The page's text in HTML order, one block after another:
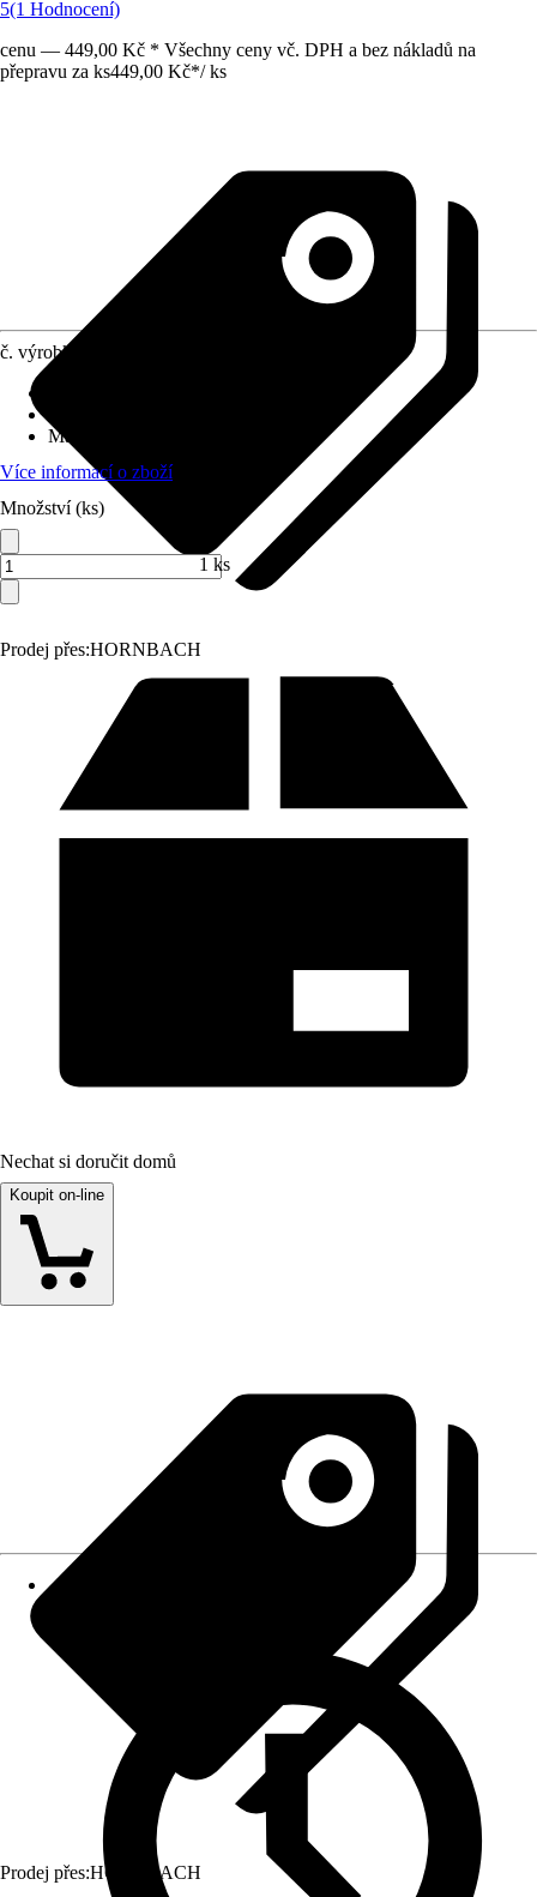
5(1 Hodnocení)
cenu — 449,00 Kč * Všechny ceny vč. DPH a bez nákladů na
přepravu za ks449,00 Kč*/ ks
Prodej přes:HORNBACH
č. výrobku
Materiál
Více informací o zboží
Množství (ks)
1 ks
Nechat si doručit domů
Koupit on-line
Prodej přes:HORNBACH